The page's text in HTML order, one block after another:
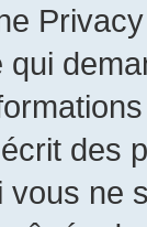
qui
des
ne